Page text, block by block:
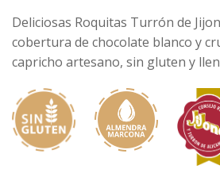
de
Deliciosas Roquitas Turrón de
cobertura de chocolate blanco y
capricho artesano, sin gluten y